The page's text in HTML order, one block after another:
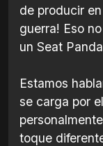
de producir
guerra! Eso
un Seat
Estamos
se carga por
toque